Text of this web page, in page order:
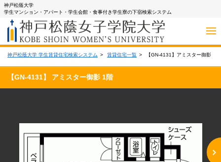
神戸松蔭大学
学生マンション・アパート・学生会館・食事付き学生寮の下宿検索システム
神戸松蔭大学 学生賃貸住宅検索システム 賃貸住宅一覧 【GN-4131】アミスター御影
【GN-4131】 アミスター御影 1階